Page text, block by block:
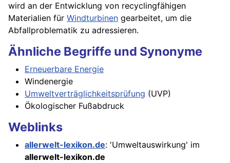
wird an der Entwicklung von recyclingfähigen
Materialien für Windturbinen gearbeitet, um die
Abfallproblematik zu adressieren.
Ähnliche Begriffe und Synonyme
Erneuerbare Energie
Windenergie
Umweltverträglichkeitsprüfung (UVP)
Ökologischer Fußabdruck
Weblinks
allerwelt-lexikon.de: 'Umweltauswirkung' im
allerwelt-lexikon.de